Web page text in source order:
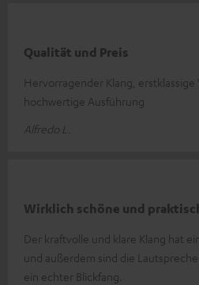
Qualität und Preis
Hervorragender Klang,
hochwertige Ausführung
Alfredo L.
Wirklich schöne und
Der kraftvolle und klare Klang hat
und außerdem sind die
ein echter Blickfang.